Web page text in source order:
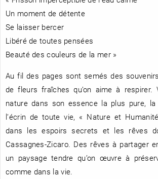
Un moment de détente
Se laisser bercer
Libéré de toutes pensées
Beauté des couleurs de la mer »
Au fil des pages sont semés des
de fleurs fraîches qu’on aime à respirer.
nature dans son essence la plus pure,
l’écrin de toute vie, « Nature et
dans les espoirs secrets et les rêves
Cassagnes-Zicaro. Des rêves à partager
un paysage tendre qu’on œuvre à
comme dans la vie.